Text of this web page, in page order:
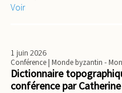
Voir
1 juin 2026
Conférence| Monde byzantin -
Dictionnaire
conférence par